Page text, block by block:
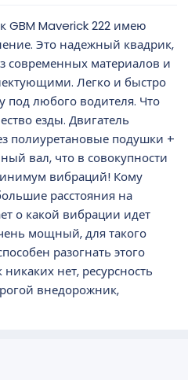
GBM Maverick 222 имею
Это надежный квадрик,
современных материалов и
Легко и быстро
под любого водителя. Что
езды. Двигатель
полиуретановые подушки +
вал, что в совокупности
вибраций! Кому
расстояния на
о какой вибрации идет
мощный, для такого
разогнать этого
нет, ресурсность
внедорожник,